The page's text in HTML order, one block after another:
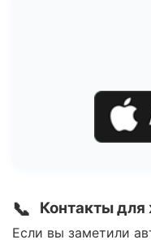
📞 Контакты для
Если вы заметили